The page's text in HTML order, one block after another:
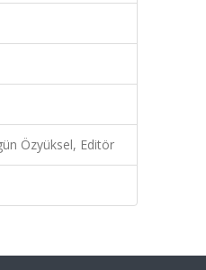
Özyüksel, Editör